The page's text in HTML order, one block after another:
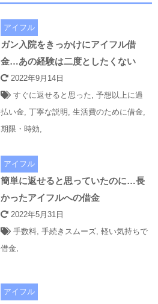
アイフル
ガン入院をきっかけにアイフル借
金…あの経験は二度としたくない
2022年9月14日
すぐに返せると思った ,予想以上に過
払い金 ,丁寧な説明 ,生活費のために借金
期限・時効
アイフル
簡単に返せると思っていたのに…長
かったアイフルへの借金
2022年5月31日
手数料 ,手続きスムーズ ,軽い気持ちで
借金
アイフル